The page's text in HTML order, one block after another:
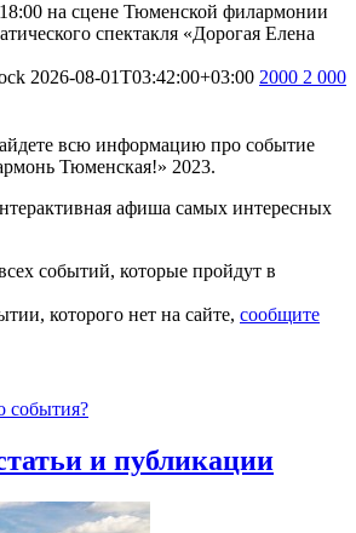
на сцене Тюменской филармонии
спектакля «Дорогая Елена
2026-08-01T03:42:00+03:00 2000 2 000
всю информацию про событие
Тюменская!» 2023.
афиша самых интересных
событий, которые пройдут в
которого нет на сайте, сообщите
события?
и публикации